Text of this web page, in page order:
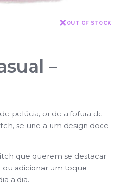
OUT OF STOCK
–
pelúcia, onde a fofura de
se une a um design doce
que querem se destacar
adicionar um toque
a dia.